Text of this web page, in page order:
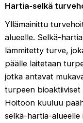
Hartia-selkä
Yllämainittu
alueelle. Selkä-
lämmitetty turve,
päälle laitetaan
jotka antavat
turpeen bioaktiiviset
Hoitoon kuuluu
selkä-hartia-